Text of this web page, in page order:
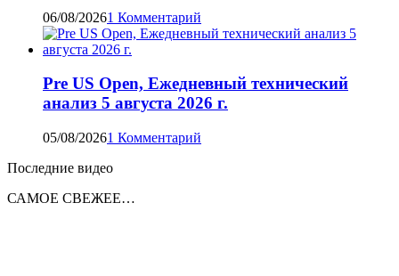
06/08/20261 Комментарий
Pre US Open, Ежедневный технический
анализ 5 августа 2026 г.
05/08/20261 Комментарий
Последние видео
САМОЕ СВЕЖЕЕ…